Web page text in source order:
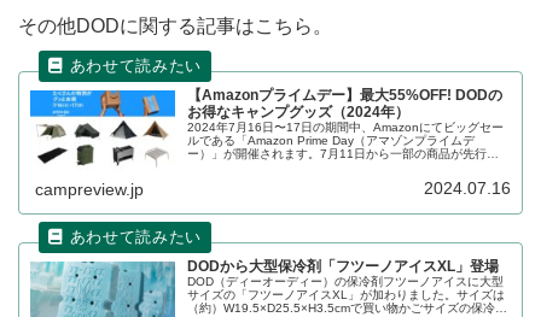
その他DODに関する記事はこちら。
【Amazonプライムデー】最大55%OFF! DODの
お得なキャンプグッズ（2024年）
2024年7月16日〜17日の期間中、Amazonにてビッグセー
ルである「Amazon Prime Day（アマゾンプライムデ
ー）」が開催されます。7月11日から一部の商品が先行セ
ャンプグッズもお得に購入できます。詳細をレビューしま
campreview.jp 2024.07.16
DODから大型保冷剤「フツーノアイスXL」登場
DOD（ディーオーディー）の保冷剤フツーノアイスに大型
サイズの「フツーノアイスXL」が加わりました。サイズは
（約）W19.5×D25.5×H3.5cmで買い物かごサイズの保冷バ